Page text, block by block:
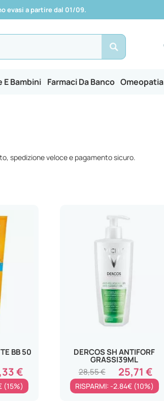
evasi a partire dal 01/09.
Search
E Bambini Farmaci Da Banco Omeopatia
spedizione veloce e pagamento sicuro.
BB 50
€
(15%)
DERCOS SH ANTIFORF
GRASSI39ML
25,71 €
28,55 €
RISPARMI: -2.84€ (10%)